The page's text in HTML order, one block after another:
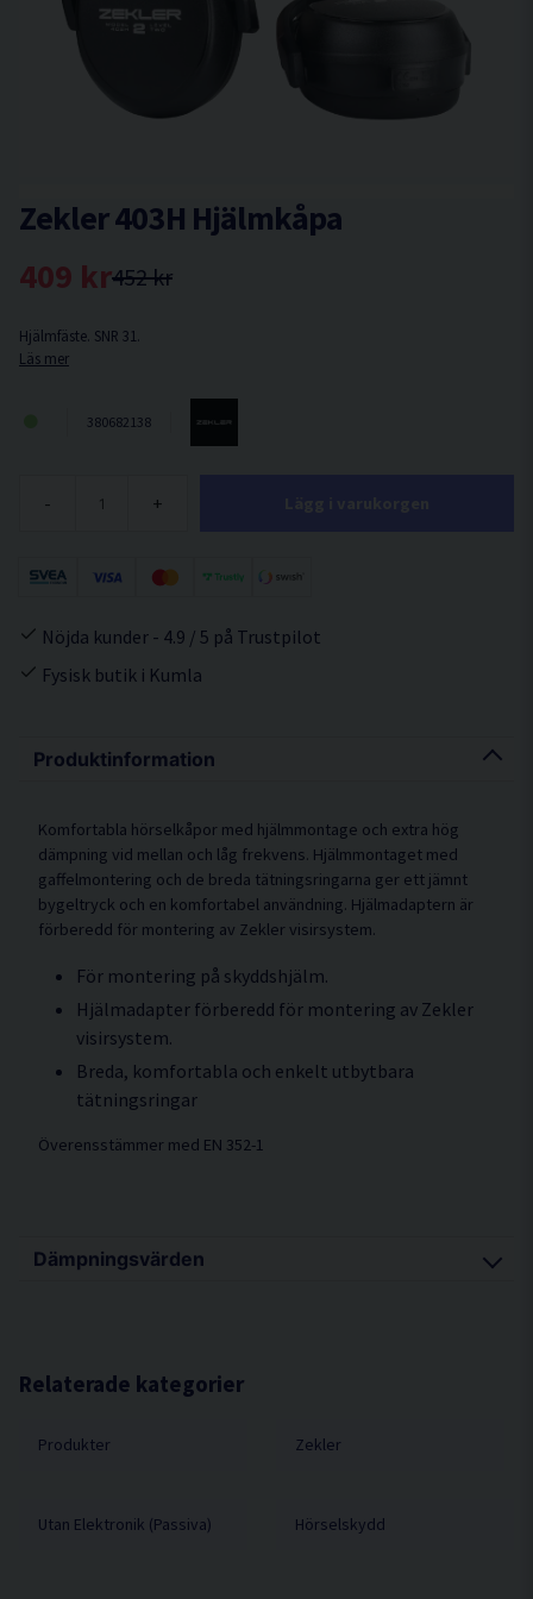
Produktinformation
Komfortabla hörselkåpor med hjälmmontage och extra hög
dämpning vid mellan och låg frekvens. Hjälmmontaget med
gaffelmontering och de breda tätningsringarna ger ett jämnt
bygeltryck och en komfortabel användning. Hjälmadaptern är
förberedd för montering av Zekler visirsystem.
För montering på skyddshjälm.
Hjälmadapter förberedd för montering av Zekler
visirsystem.
Breda, komfortabla och enkelt utbytbara
tätningsringar
Överensstämmer med EN 352-1
Dämpningsvärden
L = 21
SNR = 31
Relaterade kategorier
Produkter Zekler
Utan Elektronik (Passiva) Hörselskydd
Zekler 403H Hjälmkåpa
452 kr
409 kr
Hjälmfäste. SNR 31.
Läs mer
380682138
- +
Nöjda kunder - 4.9 / 5 på Trustpilot
Fysisk butik i Kumla